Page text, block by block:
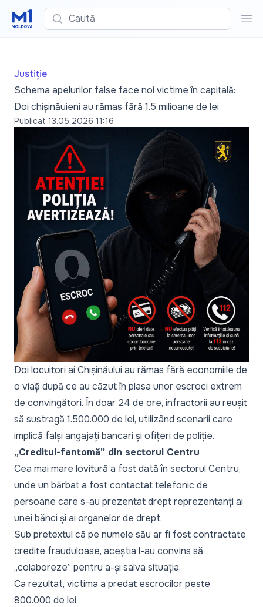
Caută
Justiție
Schema apelurilor false face noi victime în capitală:
Doi chișinăuieni au rămas fără 1.5 milioane de lei
Publicat 13.05.2026 11:16
Doi locuitori ai Chișinăului au rămas fără economiile de
o viață după ce au căzut în plasa unor escroci extrem
de convingători. În doar 24 de ore, infractorii au reușit
să sustragă 1.500.000 de lei, utilizând scenarii care
implică falși angajați bancari și ofițeri de poliție.
„Creditul-fantomă” din sectorul Centru
Cea mai mare lovitură a fost dată în sectorul Centru,
unde un bărbat a fost contactat telefonic de
persoane care s-au prezentat drept reprezentanți ai
unei bănci și ai organelor de drept.
Sub pretextul că pe numele său ar fi fost contractate
credite frauduloase, aceștia l-au convins să
„colaboreze” pentru a-și salva situația.
Ca rezultat, victima a predat escrocilor peste
800.000 de lei.